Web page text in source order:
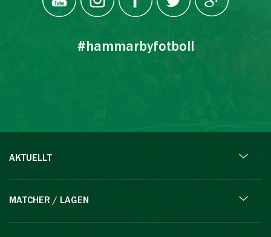
#hammarbyfotboll
AKTUELLT
MATCHER / LAGEN